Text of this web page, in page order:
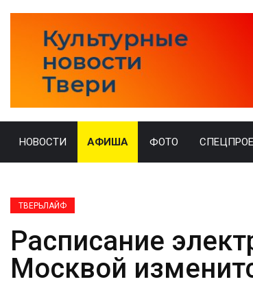
НОВОСТИ АФИША ФОТО
ТВЕРЬЛАЙФ
Расписание
Москвой